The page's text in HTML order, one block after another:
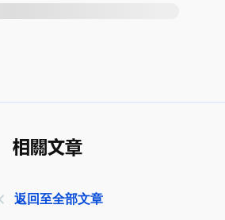
相關文章
返回至全部文章